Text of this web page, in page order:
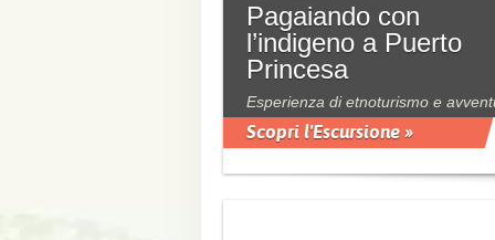
Pagaiando con
l’indigeno a Puerto
Princesa
Esperienza di etnoturismo e
Scopri l'Escursione »